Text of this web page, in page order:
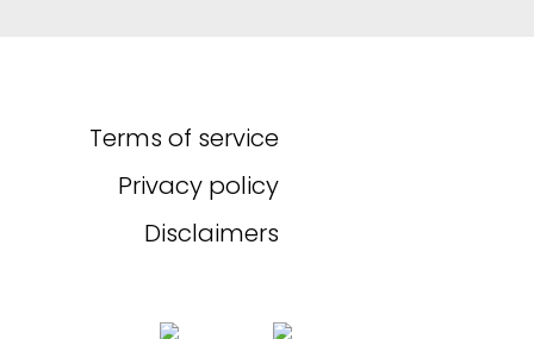
Terms of service
Privacy policy
Disclaimers